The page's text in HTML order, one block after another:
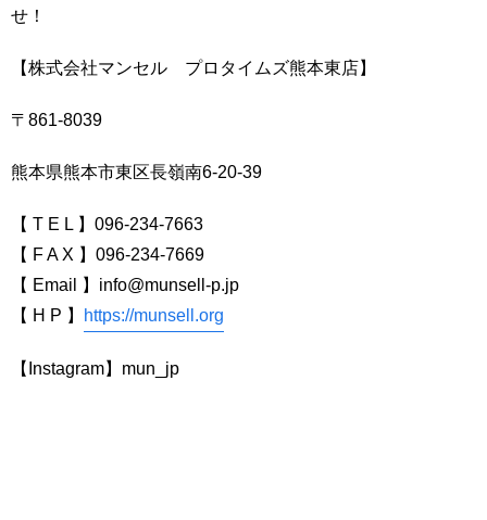
せ！
【株式会社マンセル プロタイムズ熊本東店】
〒861-8039
熊本県熊本市東区長嶺南6-20-39
【 T E L 】096-234-7663
【 F A X 】096-234-7669
【 Email 】info@munsell-p.jp
【 H P 】
https://munsell.org
【Instagram】mun_jp